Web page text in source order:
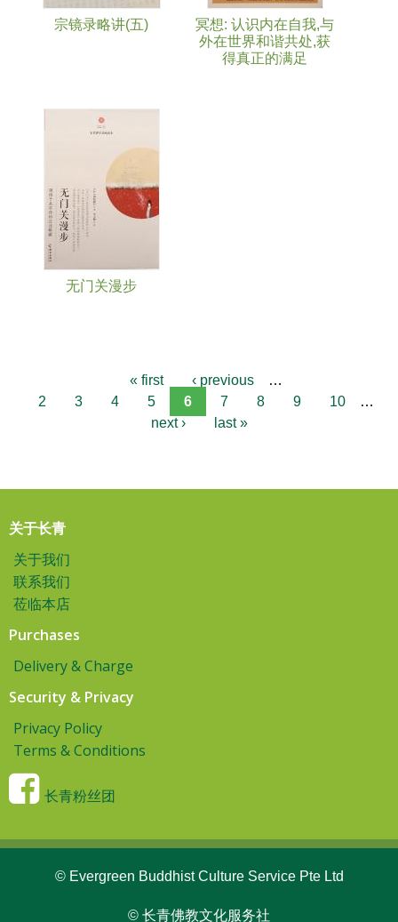
宗镜录略讲(五)
冥想: 认识内在自我,与
外在世界和谐共处,获
得真正的满足
无门关漫步
« first ‹ previous
…
2
3 4 5 6 7 8 9 10
…
next ›
last »
关于长青
关于我们
联系我们
莅临本店
Purchases
Delivery & Charge
Security & Privacy
Privacy Policy
Terms & Conditions
长青粉丝团
© Evergreen Buddhist Culture Service Pte Ltd
© 长青佛教文化服务社